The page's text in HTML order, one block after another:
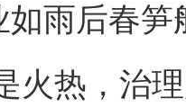
雨后春
热，治理